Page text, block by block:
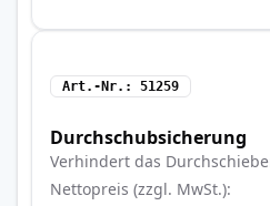
Art.-Nr. 51259
Durchschubsicherung
Verhindert das
Nettopreis (zzgl. MwSt.)